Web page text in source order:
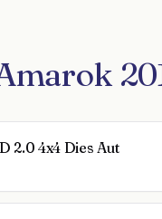
2.0 4x4 Dies Aut